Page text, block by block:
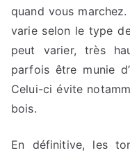
quand vous
varie selon le type
peut varier, très
parfois être munie
Celui-ci évite
bois.
En définitive, les